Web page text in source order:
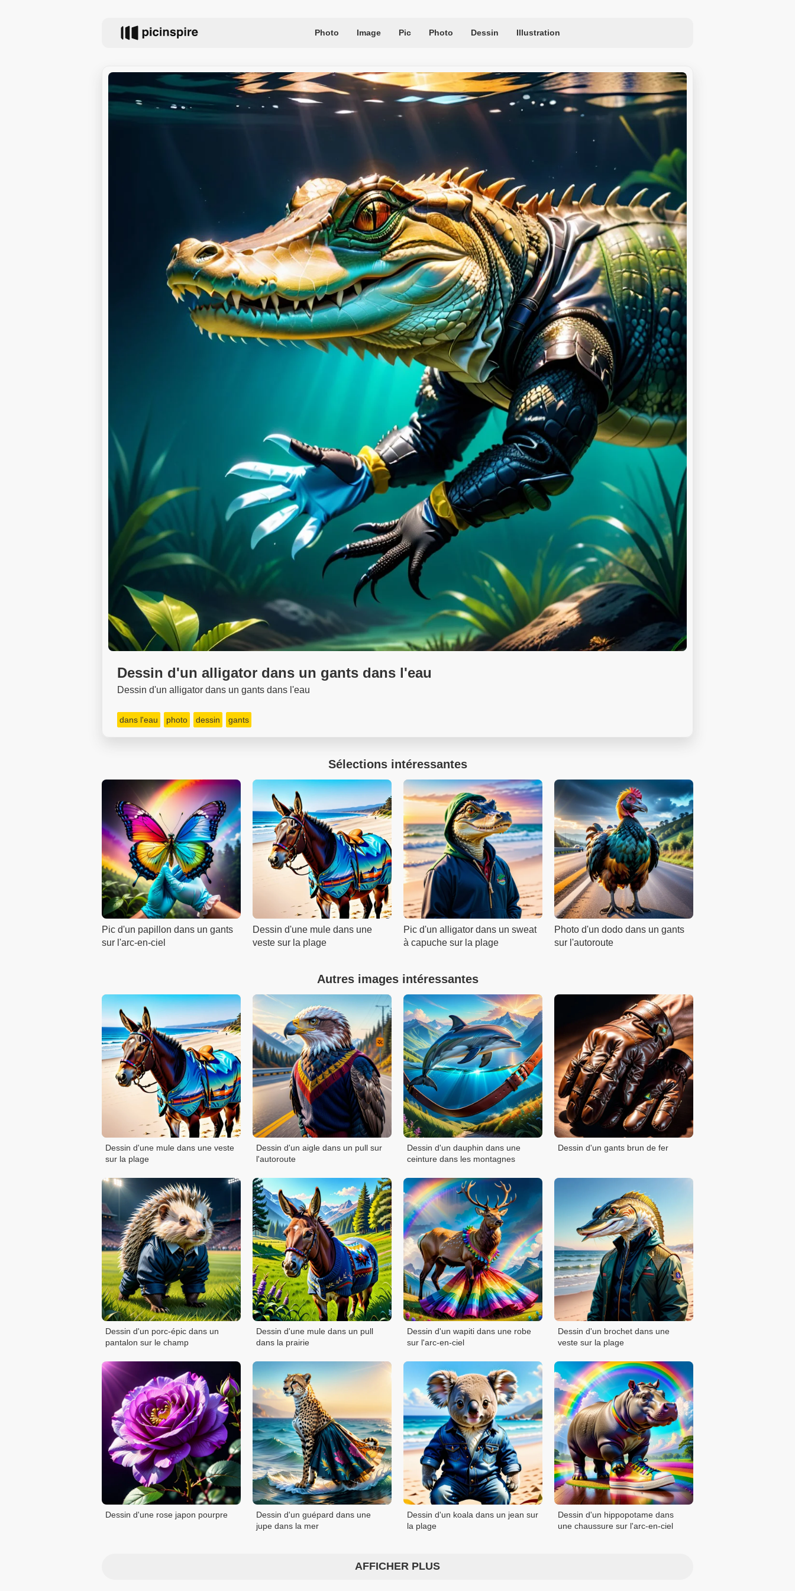
Photo Image Pic Photo Dessin Illustration
Dessin d'un alligator dans un gants dans l'eau
Dessin d'un alligator dans un gants dans l'eau
dans l'eau photo dessin gants
Sélections intéressantes
Pic d'un papillon dans un gants
sur l'arc-en-ciel
Dessin d'une mule dans une
veste sur la plage
Pic d'un alligator dans un sweat
à capuche sur la plage
Photo d'un dodo dans un gants
sur l'autoroute
Autres images intéressantes
Dessin d'une mule dans une veste
sur la plage
Dessin d'un aigle dans un pull sur
l'autoroute
Dessin d'un dauphin dans une
ceinture dans les montagnes
Dessin d'un gants brun de fer
Dessin d'un porc-épic dans un
pantalon sur le champ
Dessin d'une mule dans un pull
dans la prairie
Dessin d'un wapiti dans une robe
sur l'arc-en-ciel
Dessin d'un brochet dans une
veste sur la plage
Dessin d'une rose japon pourpre
Dessin d'un guépard dans une
jupe dans la mer
Dessin d'un koala dans un jean sur
la plage
Dessin d'un hippopotame dans
une chaussure sur l'arc-en-ciel
AFFICHER PLUS